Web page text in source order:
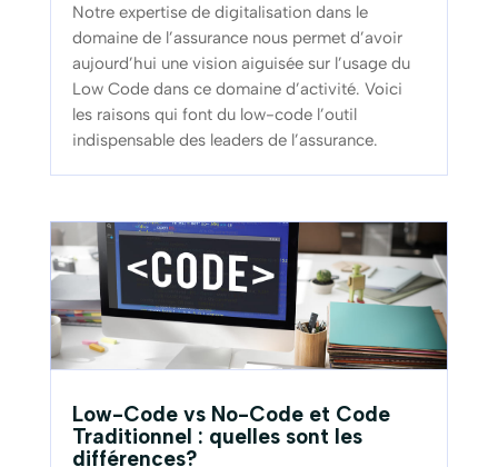
Notre expertise de digitalisation dans le
domaine de l’assurance nous permet d’avoir
aujourd’hui une vision aiguisée sur l’usage du
Low Code dans ce domaine d’activité. Voici
les raisons qui font du low-code l’outil
indispensable des leaders de l’assurance.
Low-Code vs No-Code et Code
Traditionnel : quelles sont les
différences?